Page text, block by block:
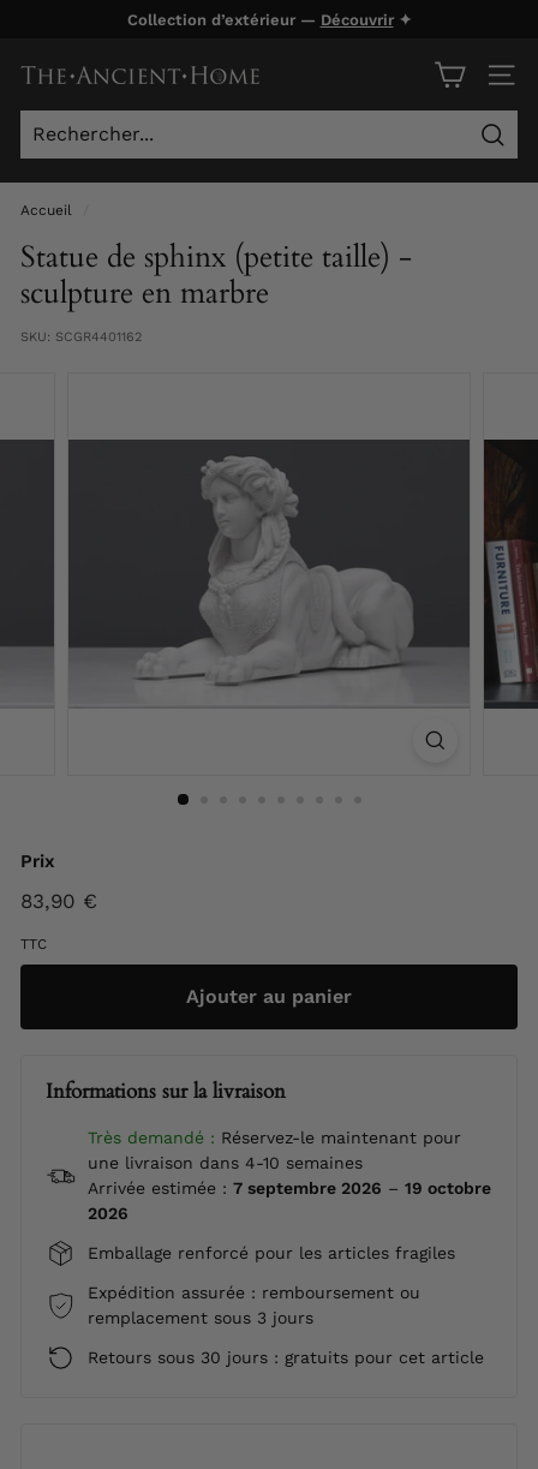
contenu
Collection d’extérieur — Découvrir✦
T
h
e
A
n
c
i
e
n
o
n
e
Accueil
Statue de sphinx (petite taille) -
sculpture en marbre
SKU: SCGR4401162
Prix
Prix
83,90 €
TTC
Ajouter au panier
Informations sur la livraison
Très demandé : Réservez-le maintenant pour
une livraison dans 4-10 semaines
Arrivée estimée : 7 septembre 2026 – 19 octobre
2026
Emballage renforcé pour les articles fragiles
Expédition assurée : remboursement ou
remplacement sous 3 jours
Retours sous 30 jours : gratuits pour cet article